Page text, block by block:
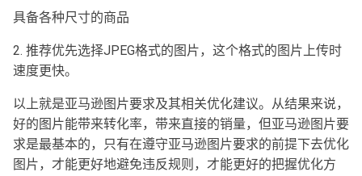
具备各种尺寸的商品
2. 推荐优先选择JPEG格式的图片，这个格式的图片上传时
速度更快。
以上就是亚马逊图片要求及其相关优化建议。从结果来说，
好的图片能带来转化率，带来直接的销量，但亚马逊图片要
求是最基本的，只有在遵守亚马逊图片要求的前提下去优化
图片，才能更好地避免违反规则，才能更好的把握优化方